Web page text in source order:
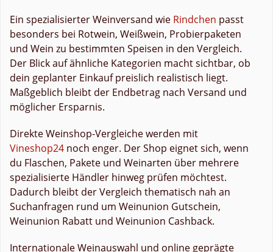
Ein spezialisierter Weinversand wie Rindchen passt
besonders bei Rotwein, Weißwein, Probierpaketen
und Wein zu bestimmten Speisen in den Vergleich.
Der Blick auf ähnliche Kategorien macht sichtbar, ob
dein geplanter Einkauf preislich realistisch liegt.
Maßgeblich bleibt der Endbetrag nach Versand und
möglicher Ersparnis.
Direkte Weinshop-Vergleiche werden mit
Vineshop24 noch enger. Der Shop eignet sich, wenn
du Flaschen, Pakete und Weinarten über mehrere
spezialisierte Händler hinweg prüfen möchtest.
Dadurch bleibt der Vergleich thematisch nah an
Suchanfragen rund um Weinunion Gutschein,
Weinunion Rabatt und Weinunion Cashback.
Internationale Weinauswahl und online geprägte